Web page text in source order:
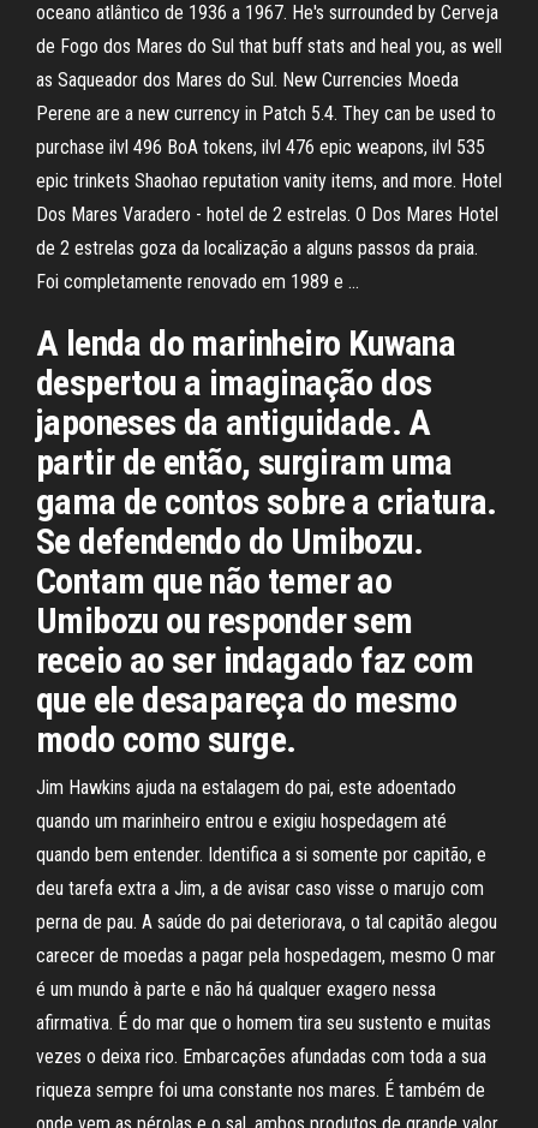
oceano atlântico de 1936 a 1967. He's surrounded by Cerveja
de Fogo dos Mares do Sul that buff stats and heal you, as well
as Saqueador dos Mares do Sul. New Currencies Moeda
Perene are a new currency in Patch 5.4. They can be used to
purchase ilvl 496 BoA tokens, ilvl 476 epic weapons, ilvl 535
epic trinkets Shaohao reputation vanity items, and more. Hotel
Dos Mares Varadero - hotel de 2 estrelas. O Dos Mares Hotel
de 2 estrelas goza da localização a alguns passos da praia.
Foi completamente renovado em 1989 e …
A lenda do marinheiro Kuwana
despertou a imaginação dos
japoneses da antiguidade. A
partir de então, surgiram uma
gama de contos sobre a criatura.
Se defendendo do Umibozu.
Contam que não temer ao
Umibozu ou responder sem
receio ao ser indagado faz com
que ele desapareça do mesmo
modo como surge.
Jim Hawkins ajuda na estalagem do pai, este adoentado
quando um marinheiro entrou e exigiu hospedagem até
quando bem entender. Identifica a si somente por capitão, e
deu tarefa extra a Jim, a de avisar caso visse o marujo com
perna de pau. A saúde do pai deteriorava, o tal capitão alegou
carecer de moedas a pagar pela hospedagem, mesmo O mar
é um mundo à parte e não há qualquer exagero nessa
afirmativa. É do mar que o homem tira seu sustento e muitas
vezes o deixa rico. Embarcações afundadas com toda a sua
riqueza sempre foi uma constante nos mares. É também de